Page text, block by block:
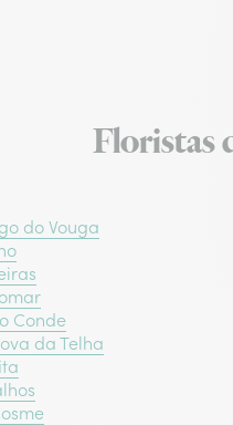
Floristas
do Vouga
Conde
da Telha